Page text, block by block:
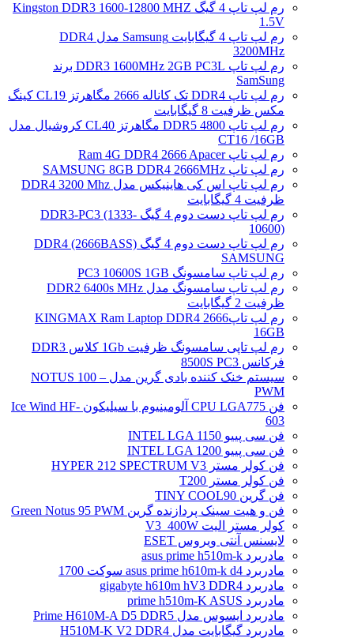
رم لپ تاپ 4 گیگ Kingston DDR3 1600-12800 MHZ
1.5V
رم لپ تاپ 4 گیگابایت Samsung مدل DDR4
3200MHz
رم لپ تاپ DDR3 1600MHz 2GB PC3L برند
SamSung
رم لپ تاپ DDR4 تک کاناله 2666 مگاهرتز CL19 کینگ
مکس ظرفیت 8 گیگابایت
رم لپ تاپ DDR5 4800 مگاهرتز CL40 کروشیال مدل
CT16 /16GB
رم لپ تاپ Ram 4G DDR4 2666 Apacer
رم لپ تاپ SAMSUNG 8GB DDR4 2666MHz
رم لپ تاپ اس کی هاینیکس مدل DDR4 3200 Mhz
ظرفیت 4 گیگابایت
رم لپ تاپ دست دوم 4 گیگ DDR3-PC3 (1333-
10600)
رم لپ تاپ دست دوم 4 گیگ DDR4 (2666BASS)
SAMSUNG
رم لپ تاپ سامسونگ PC3 10600S 1GB
رم لپ تاپ سامسونگ مدل DDR2 6400s MHz
ظرفیت 2 گیگابایت
رم لپ تاپ2666 KINGMAX Ram Laptop DDR4
16GB
رم لپ تاپی سامسونگ ظرفیت 1Gb کلاس DDR3
فرکانس 8500S PC3
سیستم خنک کننده بادی گرین مدل NOTUS 100 –
PWM
فن CPU LGA775 آلومینیوم با سیلیکون Ice Wind HF-
603
فن سی پییو INTEL LGA 1150
فن سی پییو INTEL LGA 1200
فن کولر مستر HYPER 212 SPECTRUM V3
فن کولر مستر T200
فن گرین TINY COOL90
فن و هیت سینک پردازنده گرین Green Notus 95 PWM
کولر مستر الیت V3_400W
لایسنس آنتی ویروس ESET
مادربرد asus prime h510m-k
مادربرد asus prime h610m-k d4 سوکت 1700
مادربرد gigabyte h610m hV3 DDR4
مادربرد prime h510m-K ASUS
مادربرد ایسوس مدل Prime H610M-A D5 DDR5
مادربرد گیگابایت مدل H510M-K V2 DDR4